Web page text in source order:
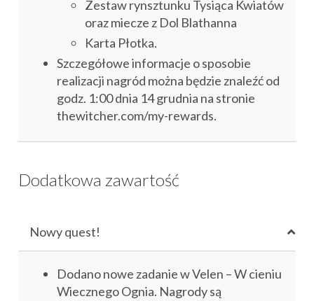
Zestaw rynsztunku Tysiąca Kwiatów
oraz miecze z Dol Blathanna
Karta Płotka.
Szczegółowe informacje o sposobie
realizacji nagród można będzie znaleźć od
godz. 1:00 dnia 14 grudnia na stronie
thewitcher.com/my-rewards.
Dodatkowa zawartość
Nowy quest!
Dodano nowe zadanie w Velen – W cieniu
Wiecznego Ognia. Nagrody są